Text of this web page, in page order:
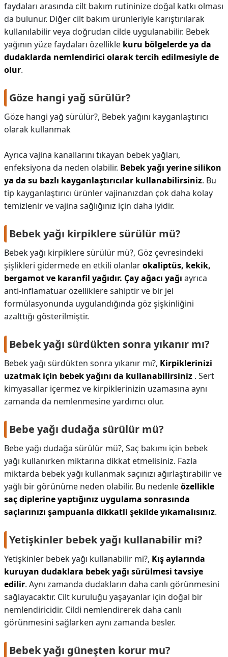
faydaları arasında cilt bakım rutininize doğal katkı olması
da bulunur. Diğer cilt bakım ürünleriyle karıştırılarak
kullanılabilir veya doğrudan cilde uygulanabilir. Bebek
yağının yüze faydaları özellikle kuru bölgelerde ya da
dudaklarda nemlendirici olarak tercih edilmesiyle de
olur.
Göze hangi yağ sürülür?
Göze hangi yağ sürülür?, Bebek yağını kayganlaştırıcı
olarak kullanmak
Ayrıca vajina kanallarını tıkayan bebek yağları,
enfeksiyona da neden olabilir. Bebek yağı yerine silikon
ya da su bazlı kayganlaştırıcılar kullanabilirsiniz. Bu
tip kayganlaştırıcı ürünler vajinanızdan çok daha kolay
temizlenir ve vajina sağlığınız için daha iyidir.
Bebek yağı kirpiklere sürülür mü?
Bebek yağı kirpiklere sürülür mü?, Göz çevresindeki
şişlikleri gidermede en etkili olanlarokaliptüs, kekik,
bergamot ve karanfil yağıdır. Çay ağacı yağı ayrıca
anti-inflamatuar özelliklere sahiptir ve bir jel
formülasyonunda uygulandığında göz şişkinliğini
azalttığı gösterilmiştir.
Bebek yağı sürdükten sonra yıkanır mı?
Bebek yağı sürdükten sonra yıkanır mı?, Kirpiklerinizi
uzatmak için bebek yağını da kullanabilirsiniz . Sert
kimyasallar içermez ve kirpiklerinizin uzamasına aynı
zamanda da nemlenmesine yardımcı olur.
Bebe yağı dudağa sürülür mü?
Bebe yağı dudağa sürülür mü?, Saç bakımı için bebek
yağı kullanırken miktarına dikkat etmelisiniz. Fazla
miktarda bebek yağı kullanmak saçınızı ağırlaştırabilir ve
yağlı bir görünüme neden olabilir. Bu nedenleözellikle
saç diplerine yaptığınız uygulama sonrasında
saçlarınızı şampuanla dikkatli şekilde yıkamalısınız.
Yetişkinler bebek yağı kullanabilir mi?
Yetişkinler bebek yağı kullanabilir mi?, Kış aylarında
kuruyan dudaklara bebek yağı sürülmesi tavsiye
edilir. Aynı zamanda dudakların daha canlı görünmesini
sağlayacaktır. Cilt kuruluğu yaşayanlar için doğal bir
nemlendiricidir. Cildi nemlendirerek daha canlı
görünmesini sağlarken aynı zamanda besler.
Bebek yağı güneşten korur mu?